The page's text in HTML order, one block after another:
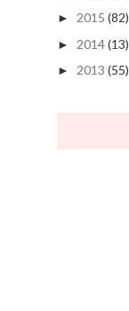
► 2015 (82)
► 2014(13)
► 2013 (55)